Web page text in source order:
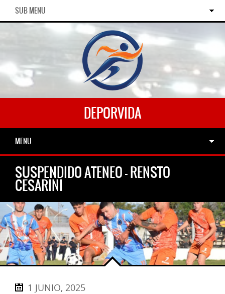
SUB MENU
DEPORVIDA
MENU
SUSPENDIDO ATENEO – RENSTO
CESARINI
1 JUNIO, 2025